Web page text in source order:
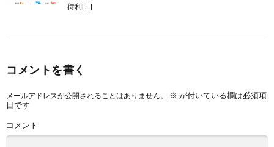
待利[…]
コメントを書く
メールアドレスが公開されることはありません。 ※ が付いている欄は必須項
目です
コメント